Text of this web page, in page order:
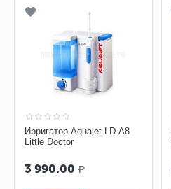
Ирригатор Aquajet LD-A8
Little Doctor
3 990.00 Р